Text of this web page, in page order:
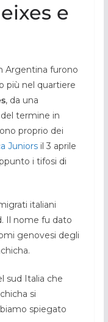
e
Argentina furono
più nel quartiere
, da una
termine in
proprio dei
Juniorsil 3 aprile
i tifosi di
italiani
Il nome fu dato
genovesi degli
sud Italia che
si
spiegato